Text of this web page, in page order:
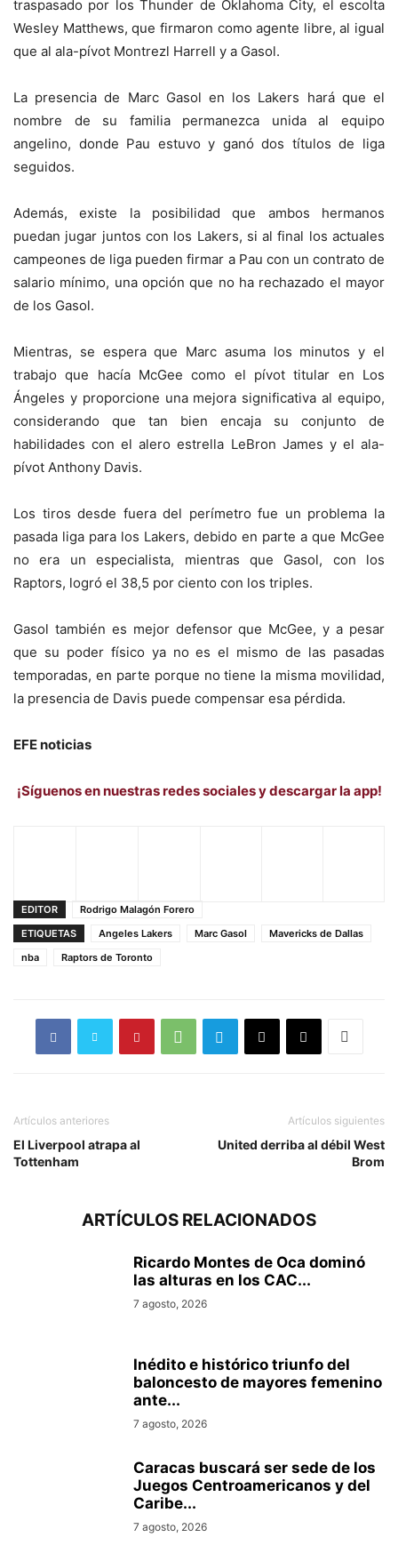
traspasado por los Thunder de Oklahoma City, el escolta
Wesley Matthews, que firmaron como agente libre, al igual
que al ala-pívot Montrezl Harrell y a Gasol.
La presencia de Marc Gasol en los Lakers hará que el
nombre de su familia permanezca unida al equipo
angelino, donde Pau estuvo y ganó dos títulos de liga
seguidos.
Además, existe la posibilidad que ambos hermanos
puedan jugar juntos con los Lakers, si al final los actuales
campeones de liga pueden firmar a Pau con un contrato de
salario mínimo, una opción que no ha rechazado el mayor
de los Gasol.
Mientras, se espera que Marc asuma los minutos y el
trabajo que hacía McGee como el pívot titular en Los
Ángeles y proporcione una mejora significativa al equipo,
considerando que tan bien encaja su conjunto de
habilidades con el alero estrella LeBron James y el ala-
pívot Anthony Davis.
Los tiros desde fuera del perímetro fue un problema la
pasada liga para los Lakers, debido en parte a que McGee
no era un especialista, mientras que Gasol, con los
Raptors, logró el 38,5 por ciento con los triples.
Gasol también es mejor defensor que McGee, y a pesar
que su poder físico ya no es el mismo de las pasadas
temporadas, en parte porque no tiene la misma movilidad,
la presencia de Davis puede compensar esa pérdida.
EFE noticias
¡Síguenos en nuestras redes sociales y descargar la app!
EDITOR
Rodrigo Malagón Forero
ETIQUETAS
Angeles Lakers Marc Gasol
Mavericks de Dallas
nba
Raptors de Toronto
Artículos anteriores
El Liverpool atrapa al
Tottenham
Artículos siguientes
United derriba al débil West
Brom
ARTÍCULOS RELACIONADOS
Ricardo Montes de Oca dominó
las alturas en los CAC...
7 agosto, 2026
Inédito e histórico triunfo del
baloncesto de mayores femenino
ante...
7 agosto, 2026
Caracas buscará ser sede de los
Juegos Centroamericanos y del
Caribe...
7 agosto, 2026